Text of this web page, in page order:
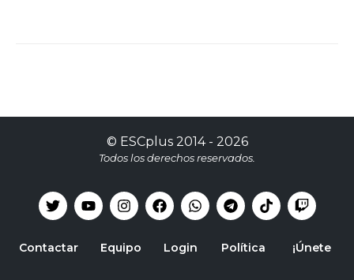
© ESCplus2014 - 2026
Todos los derechos reservados.
Contactar Equipo Login Política ¡Únete